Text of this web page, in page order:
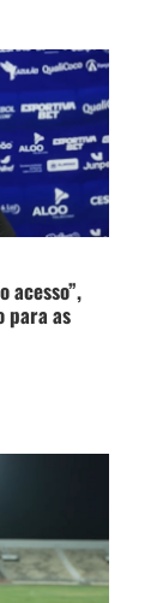
acesso”,
para as